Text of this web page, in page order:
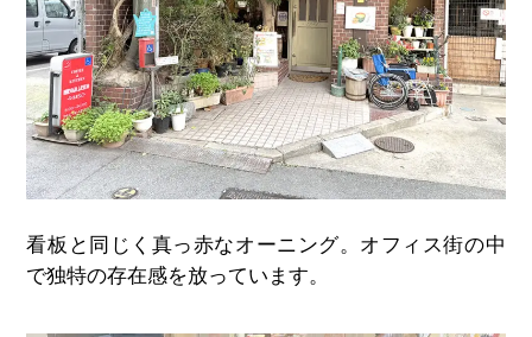
看板と同じく真っ赤なオーニング。オフィス街の中
で独特の存在感を放っています。